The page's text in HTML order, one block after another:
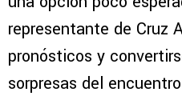
representante de Cruz
pronósticos y
sorpresas del